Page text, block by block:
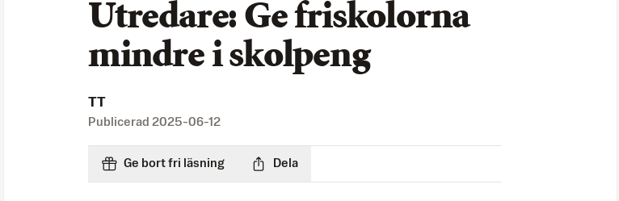
Utredare: Ge friskolorna
mindre i skolpeng
TT
Publicerad 2025-06-12
Ge bort fri läsning Dela